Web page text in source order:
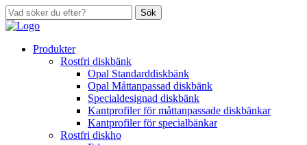
Sök
Produkter
Rostfri diskbänk
Opal Standarddiskbänk
Opal Måttanpassad diskbänk
Specialdesignad diskbänk
Kantprofiler för måttanpassade diskbänkar
Kantprofiler för specialbänkar
Rostfri diskho